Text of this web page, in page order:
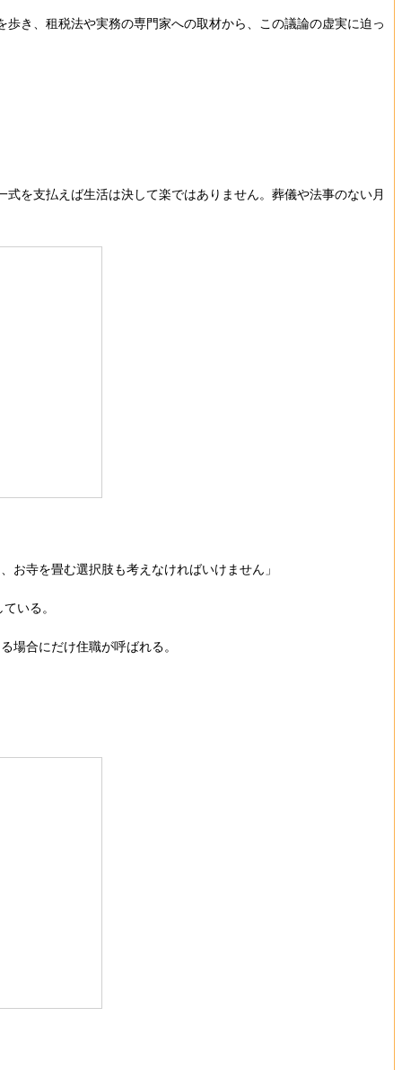
き、租税法や実務の専門家への取材から、この議論の虚実に迫っ
を支払えば生活は決して楽ではありません。葬儀や法事のない月
寺を畳む選択肢も考えなければいけません」
いる。
場合にだけ住職が呼ばれる。